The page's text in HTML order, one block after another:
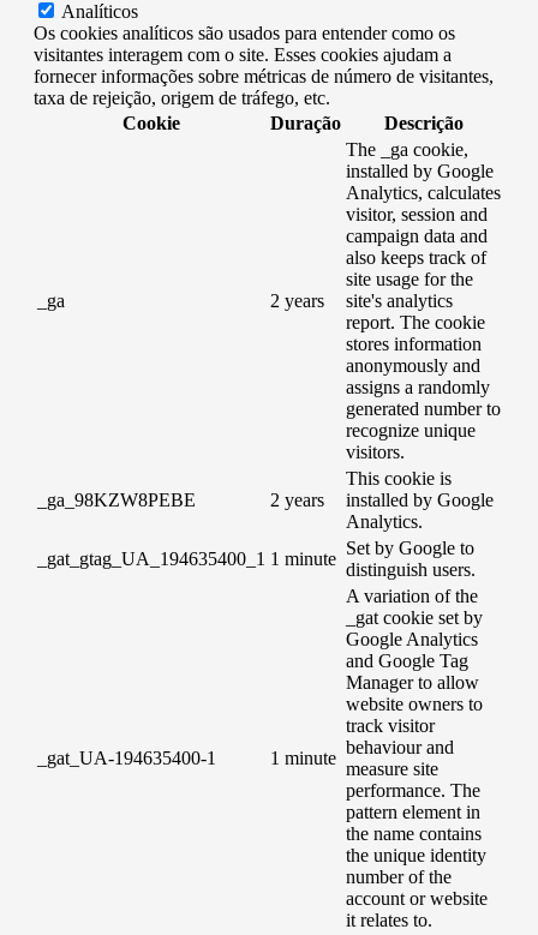
Analíticos
Os cookies analíticos são usados ​​para entender como os
visitantes interagem com o site. Esses cookies ajudam a
fornecer informações sobre métricas de número de visitantes,
taxa de rejeição, origem de tráfego, etc.
Cookie
Duração Descrição
_ga 2 years
The _ga cookie,
installed by Google
Analytics, calculates
visitor, session and
campaign data and
also keeps track of
site usage for the
site's analytics
report. The cookie
stores information
anonymously and
assigns a randomly
generated number to
recognize unique
visitors.
_ga_98KZW8PEBE 2 years
This cookie is
installed by Google
Analytics.
_gat_gtag_UA_194635400_1 1 minute
Set by Google to
distinguish users.
_gat_UA-194635400-1 1 minute
A variation of the
_gat cookie set by
Google Analytics
and Google Tag
Manager to allow
website owners to
track visitor
behaviour and
measure site
performance. The
pattern element in
the name contains
the unique identity
number of the
account or website
it relates to.